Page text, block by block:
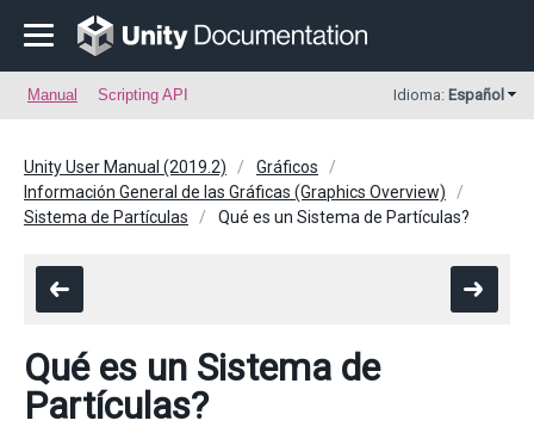
Manual Scripting API Idioma: Español
Unity User Manual (2019.2)
Gráficos
Información General de las Gráficas (Graphics Overview)
Sistema de Partículas
Qué es un Sistema de Partículas?
Qué es un Sistema de
Partículas?